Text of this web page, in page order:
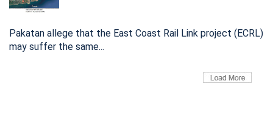
bersekongkol Shafie salah langkah guling Hajiji
Pakatan allege that the East Coast Rail Link project (ECRL)
may suffer the same...